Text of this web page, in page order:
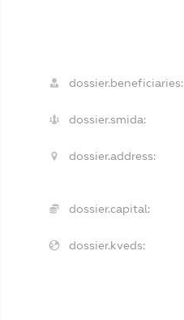
dossier.beneficiaries:
dossier.smida:
dossier.address:
dossier.capital:
dossier.kveds: